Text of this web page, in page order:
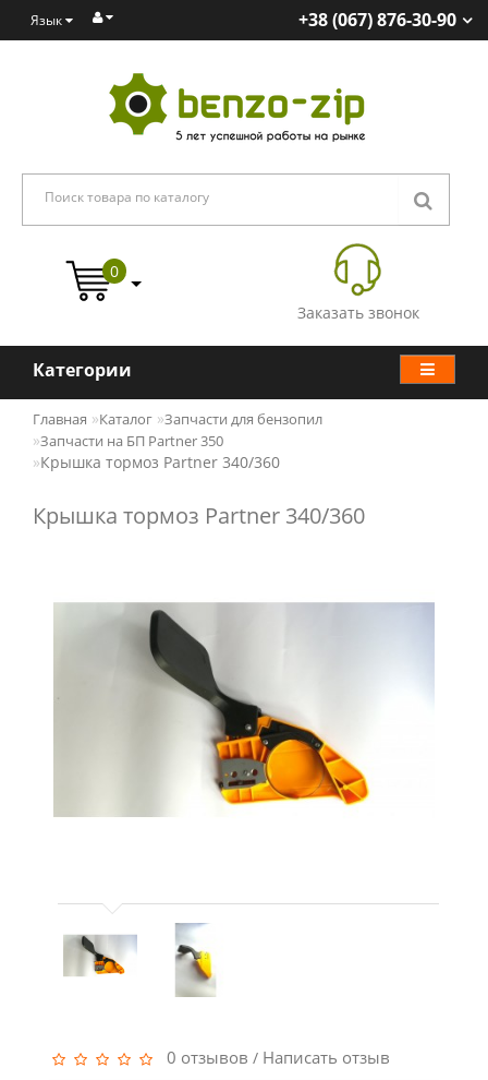
Язык +38 (067) 876-30-90
Заказать звонок
0
Категории
Главная Каталог
Запчасти для бензопил
Запчасти на БП Partner 350
Крышка тормоз Partner 340/360
Крышка тормоз Partner 340/360
0 отзывов / Написать отзыв